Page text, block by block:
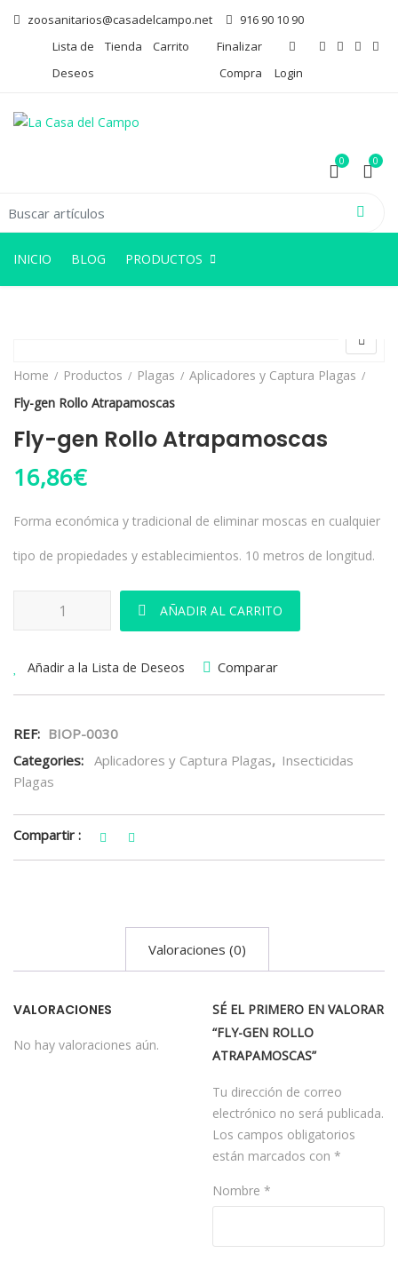
zoosanitarios@casadelcampo.net
916 90 10 90
Lista de
Deseos
Tienda Carrito
Finalizar
Compra
Login
0 0
INICIO BLOG PRODUCTOS
Home Productos Plagas
Aplicadores y Captura Plagas
Fly-gen Rollo Atrapamoscas
Fly-gen Rollo Atrapamoscas
16,86€
Forma económica y tradicional de eliminar moscas en cualquier
tipo de propiedades y establecimientos. 10 metros de longitud.
Fly-gen Rollo Atrapamoscas cantidad
AÑADIR AL CARRITO
Añadir a la Lista de Deseos Comparar
REF: BIOP-0030
Categories: Aplicadores y Captura Plagas, Insecticidas
Plagas
Compartir :
Valoraciones (0)
VALORACIONES
No hay valoraciones aún.
SÉ EL PRIMERO EN VALORAR
“FLY-GEN ROLLO
ATRAPAMOSCAS”
Tu dirección de correo
electrónico no será publicada.
Los campos obligatorios
están marcados con *
Nombre *